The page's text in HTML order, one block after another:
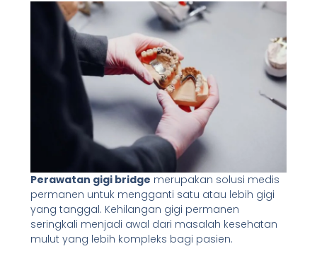
Perawatan gigi bridge merupakan solusi medis
permanen untuk mengganti satu atau lebih gigi
yang tanggal. Kehilangan gigi permanen
seringkali menjadi awal dari masalah kesehatan
mulut yang lebih kompleks bagi pasien.